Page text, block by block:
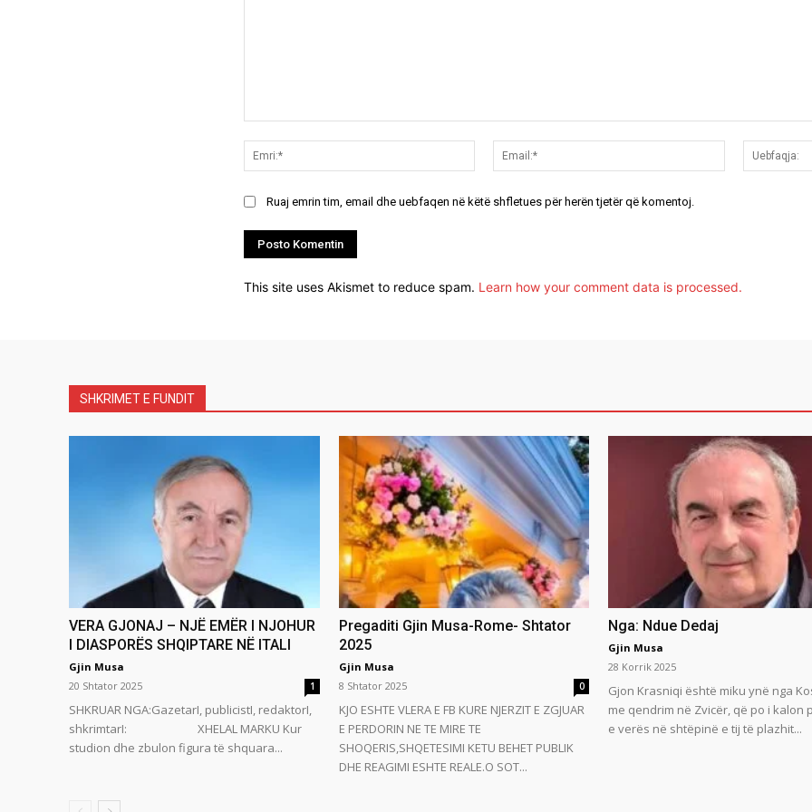
Emri:*
Email:*
Ruaj emrin tim, email dhe uebfaqen në këtë shfletues për herën tjetër që komentoj.
This site uses Akismet to reduce spam. Learn how your comment data is processed.
SHKRIMET E FUNDIT
VERA GJONAJ – NJË EMËR I NJOHUR
I DIASPORËS SHQIPTARE NË ITALI
Gjin Musa
20 Shtator 2025
1
SHKRUAR NGA:GazetarI, publicistI, redaktorI,
shkrimtarI: XHELAL MARKU Kur
studion dhe zbulon figura të shquara...
Pregaditi Gjin Musa-Rome- Shtator
2025
Gjin Musa
8 Shtator 2025
0
KJO ESHTE VLERA E FB KURE NJERZIT E ZGJUAR
E PERDORIN NE TE MIRE TE
SHOQERIS,SHQETESIMI KETU BEHET PUBLIK
DHE REAGIMI ESHTE REALE.O SOT...
Nga: Ndue Dedaj
Gjin Musa
28 Korrik 2025
Gjon Krasniqi është miku ynë nga
me qendrim në Zvicër, që po i kalon
e verës në shtëpinë e tij të plazhit...